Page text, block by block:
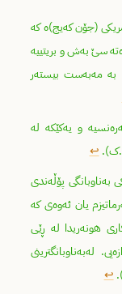
(جۆن کەیج)ە کە
سێ بەش و بریتییە
چرکە کە تێیدا، بە مەبەست بیستەر
و یەکێکە لە
↩︎
)، هونەرمەندێکی بەناوبانگی پۆڵەندی
یان ئەوەی کە
هونەریدا لە ڕێی
لەبەناوبانگترینی
↩︎